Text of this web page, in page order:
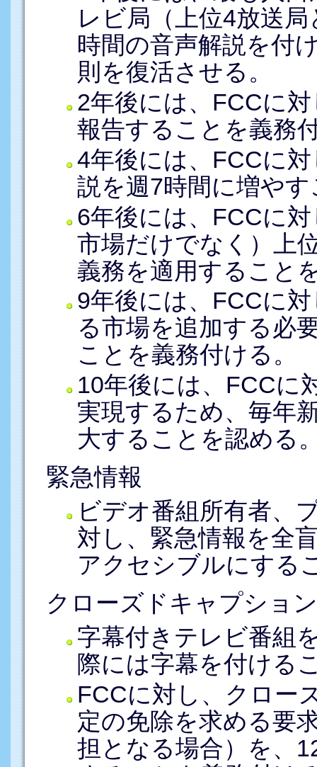
レビ局（上位4放送
時間の音声解説を付
則を復活させる。
2年後には、FCCに
報告することを義務
4年後には、FCCに
説を週7時間に増や
6年後には、FCCに
市場だけでなく）上
義務を適用すること
9年後には、FCCに
る市場を追加する必
ことを義務付ける。
10年後には、FCCに
実現するため、毎年
大することを認める
緊急情報
ビデオ番組所有者、
対し、緊急情報を全
アクセシブルにする
クローズドキャプション
字幕付きテレビ番組
際には字幕を付ける
FCCに対し、クロー
定の免除を求める要
担となる場合）を、